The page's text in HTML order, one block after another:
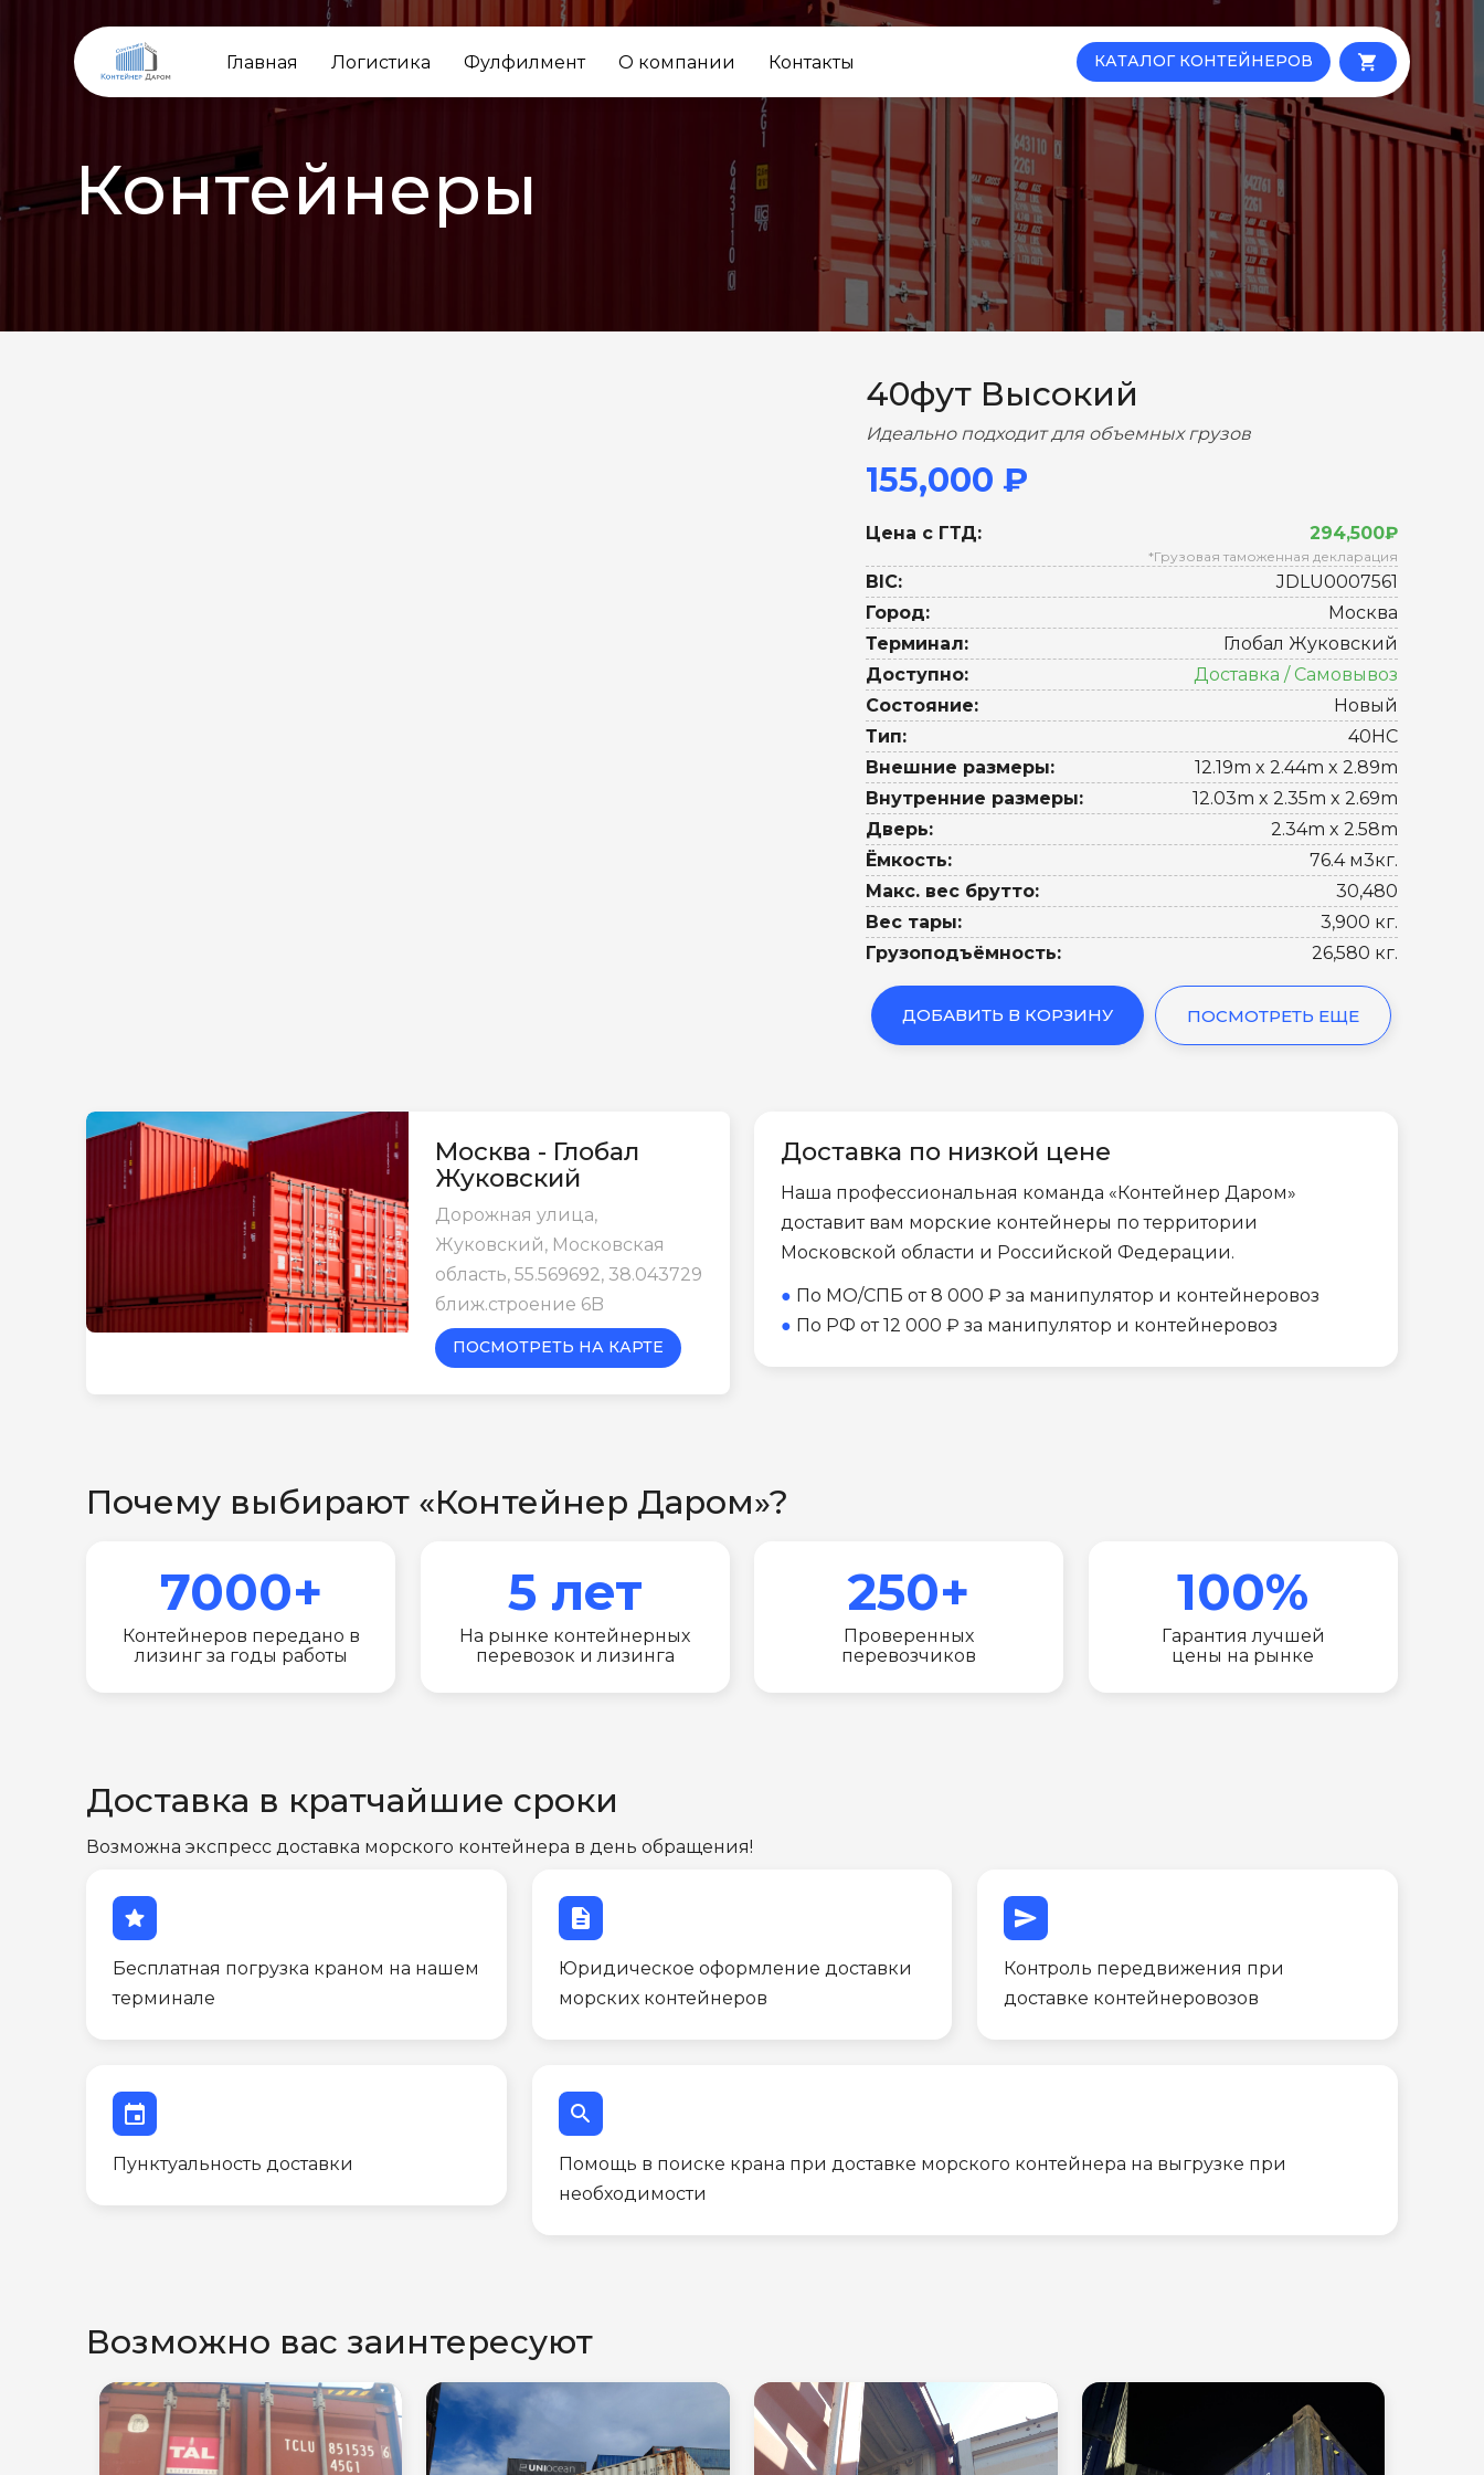
Главная Логистика Фулфилмент О компании Контакты КАТАЛОГ КОНТЕЙНЕРОВ local_grocery_store
Контейнеры
40фут Высокий
Идеально подходит для объемных грузов
155,000 ₽
Цена с ГТД: 294,500₽
*Грузовая таможенная декларация
BIC:
JDLU0007561
Город:
Москва
Терминал:
Глобал Жуковский
Доступно:
Доставка / Самовывоз
Состояние:
Новый
Тип:
40HC
Внешние размеры:
12.19m x 2.44m x 2.89m
Внутренние размеры:
12.03m x 2.35m x 2.69m
Дверь:
2.34m x 2.58m
Ёмкость:
76.4 м3кг.
Макс. вес брутто:
30,480
Вес тары:
3,900 кг.
Грузоподъёмность:
26,580 кг.
ДОБАВИТЬ В КОРЗИНУ ПОСМОТРЕТЬ ЕЩЕ
Москва - Глобал
Жуковский
Дорожная улица,
Жуковский, Московская
область, 55.569692, 38.043729
ближ.строение 6B
ПОСМОТРЕТЬ НА КАРТЕ
Доставка по низкой цене
Наша профессиональная команда «Контейнер Даром»
доставит вам морские контейнеры по территории
Московской области и Российской Федерации.
● По МО/СПБ от 8 000 ₽ за манипулятор и контейнеровоз
● По РФ от 12 000 ₽ за манипулятор и контейнеровоз
Почему выбирают «Контейнер Даром»?
7000+
Контейнеров передано в
лизинг за годы работы
5 лет
На рынке контейнерных
перевозок и лизинга
250+
Проверенных
перевозчиков
100%
Гарантия лучшей
цены на рынке
Доставка в кратчайшие сроки
Возможна экспресс доставка морского контейнера в день обращения!
star
Бесплатная погрузка краном на нашем
терминале
description
Юридическое оформление доставки
морских контейнеров
send
Контроль передвижения при
доставке контейнеровозов
event
Пунктуальность доставки
search
Помощь в поиске крана при доставке морского контейнера на выгрузке при
необходимости
Возможно вас заинтересуют